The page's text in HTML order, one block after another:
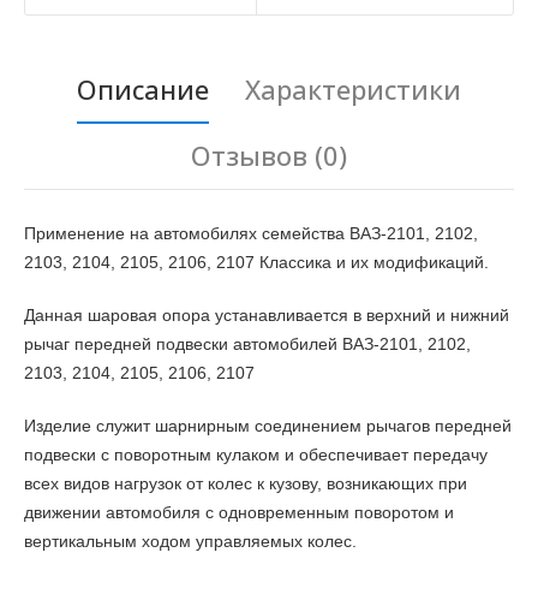
Описание
Характеристики
Отзывов (0)
Применение на автомобилях семейства ВАЗ-2101, 2102,
2103, 2104, 2105, 2106, 2107 Классика и их модификаций.
Данная шаровая опора устанавливается в верхний и нижний
рычаг передней подвески автомобилей ВАЗ-2101, 2102,
2103, 2104, 2105, 2106, 2107
Изделие служит шарнирным соединением рычагов передней
подвески с поворотным кулаком и обеспечивает передачу
всех видов нагрузок от колес к кузову, возникающих при
движении автомобиля с одновременным поворотом и
вертикальным ходом управляемых колес.